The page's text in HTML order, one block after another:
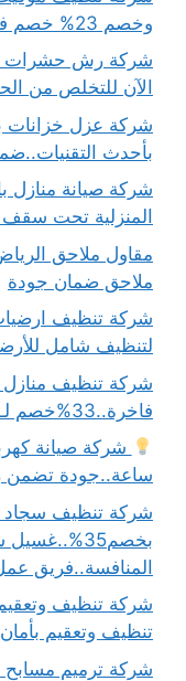
وخصم 23% خصم فوري اتصل بنا الان
الآن للتخلص من
بأحدث التقنيات..ضمان
شركة صيانة منازل
المنزلية تحت سقف
ملاحق ضمان جودة
لتنظيف شامل
شركة تنظيف منازل
فاخرة..33%خصم لـ تعقيم فعال لمنزلك
ساعة..جودة تضمن راحة بالك
شركة تنظيف سجاد
المنافسة..فريق عمل
تنظيف وتعقيم بأمان وثقة